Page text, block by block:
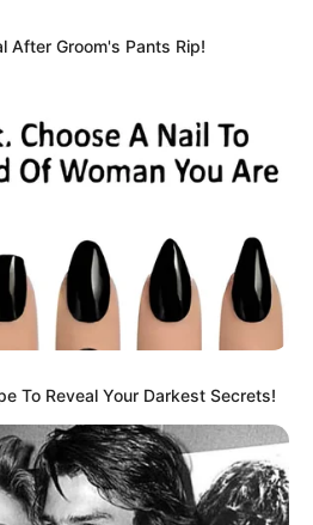
After Groom's Pants Rip!
To Reveal Your Darkest Secrets!